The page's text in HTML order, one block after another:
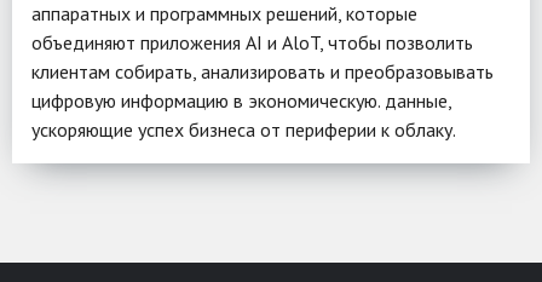
аппаратных и программных решений, которые
объединяют приложения AI и AloT, чтобы позволить
клиентам собирать, анализировать и преобразовывать
цифровую информацию в экономическую. данные,
ускоряющие успех бизнеса от периферии к облаку.